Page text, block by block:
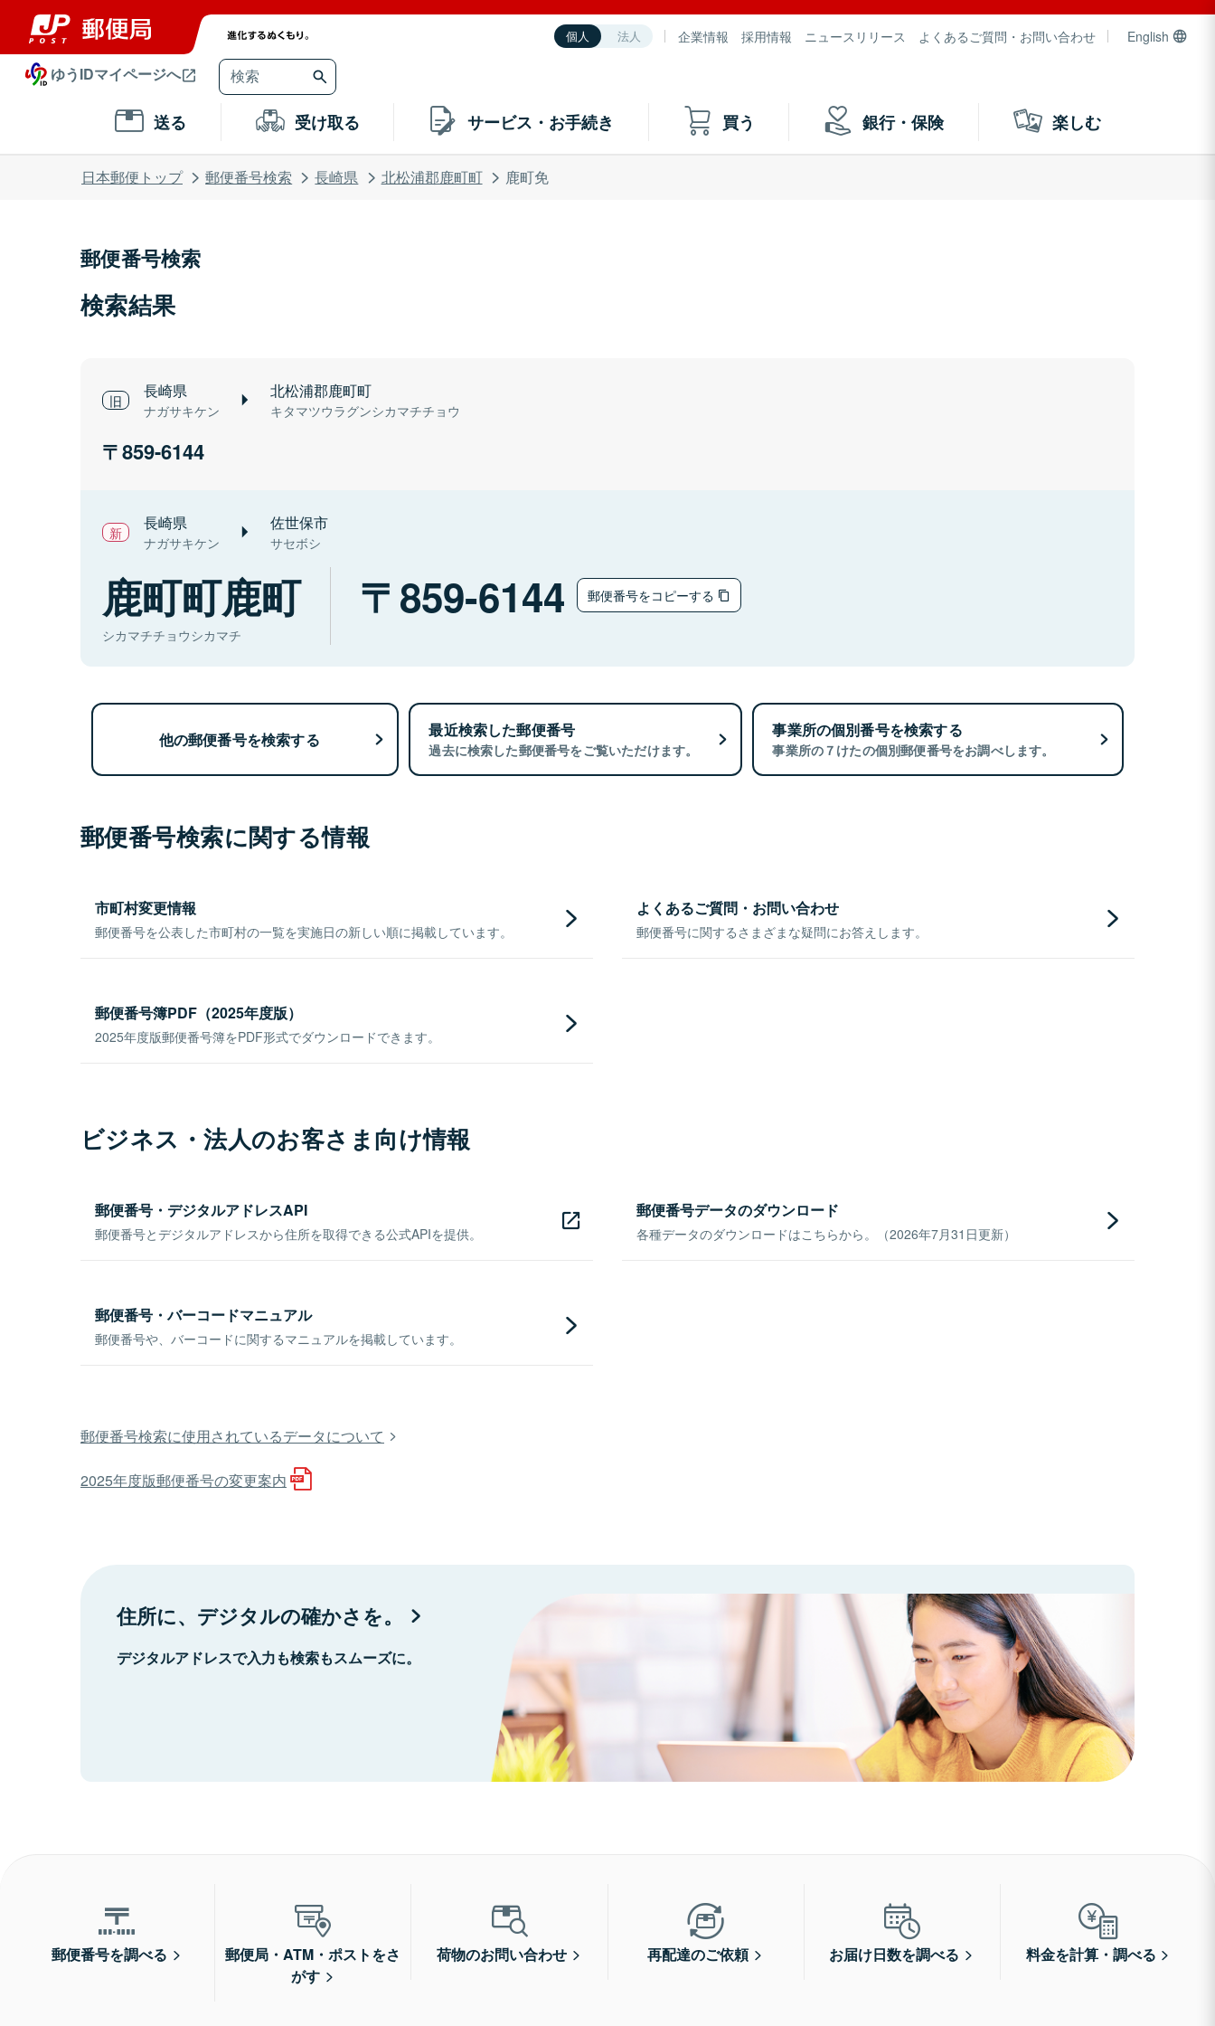
個人 法人 企業情報 採用情報 ニュースリリース よくあるご質問・お問い合わせ English
ゆうIDマイページへ
送る 受け取る サービス・お手続き 買う 銀行・保険 楽しむ
日本郵便トップ 郵便番号検索 長崎県 北松浦郡鹿町町 鹿町免
郵便番号検索
検索結果
長崎県
ナガサキケン
北松浦郡鹿町町
キタマツウラグンシカマチチョウ
859-6144
長崎県
ナガサキケン
佐世保市
サセボシ
鹿町町鹿町
シカマチチョウシカマチ
859-6144 郵便番号をコピーする
他の郵便番号を検索する 最近検索した郵便番号
過去に検索した郵便番号をご覧いただけます。
事業所の個別番号を検索する
事業所の７けたの個別郵便番号をお調べします。
郵便番号検索に関する情報
市町村変更情報
郵便番号を公表した市町村の一覧を実施日の新しい順に掲載しています。
よくあるご質問・お問い合わせ
郵便番号に関するさまざまな疑問にお答えします。
郵便番号簿PDF（2025年度版）
2025年度版郵便番号簿をPDF形式でダウンロードできます。
ビジネス・法人のお客さま向け情報
郵便番号・デジタルアドレスAPI
郵便番号とデジタルアドレスから住所を取得できる公式APIを提供。
郵便番号データのダウンロード
各種データのダウンロードはこちらから。（2026年7月31日更新）
郵便番号・バーコードマニュアル
郵便番号や、バーコードに関するマニュアルを掲載しています。
郵便番号検索に使用されているデータについて
2025年度版郵便番号の変更案内
住所に、デジタルの確かさを。
デジタルアドレスで入力も検索もスムーズに。
郵便番号を調べる
郵便局・ATM・ポストをさ
がす
荷物のお問い合わせ 再配達のご依頼 お届け日数を調べる 料金を計算・調べる